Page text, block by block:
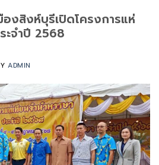
งสิงห์บุรีเปิดโครงการแห่
ะจำปี 2568
ADMIN